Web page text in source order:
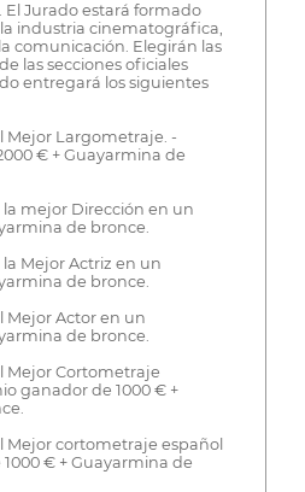
El Jurado estará formado
industria cinematográfica,
comunicación. Elegirán las
las secciones oficiales
entregará los siguientes
Mejor Largometraje. -
€ + Guayarmina de
la mejor Dirección en un
de bronce.
Mejor Actriz en un
de bronce.
Mejor Actor en un
de bronce.
Mejor Cortometraje
ganador de 1000 € +
Mejor cortometraje español
€ + Guayarmina de